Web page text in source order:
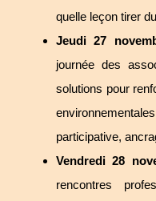
quelle leçon tirer
Jeudi 27
journée des
solutions pour
participative,
Vendredi 28
rencontres